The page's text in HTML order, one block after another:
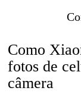
Como
fotos de
câmera